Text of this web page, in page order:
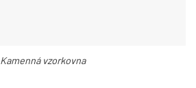
Kamenná vzorkovna